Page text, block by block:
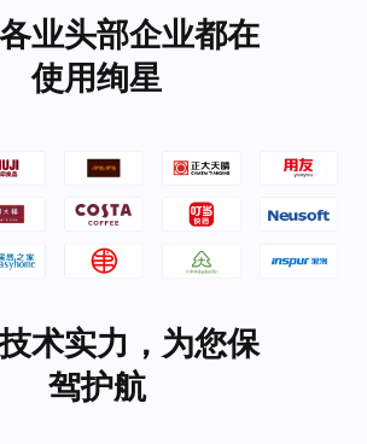
业头部企业都在
使用绚星
术实力，为您保
驾护航